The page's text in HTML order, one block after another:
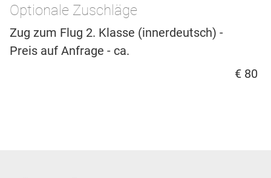
Optionale Zuschläge
Zug zum Flug 2. Klasse (innerdeutsch) -
Preis auf Anfrage - ca.
€ 80